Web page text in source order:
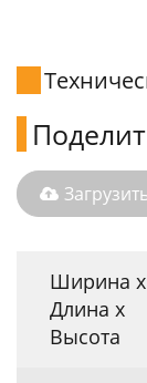
Ширина х
Длина х
Высота